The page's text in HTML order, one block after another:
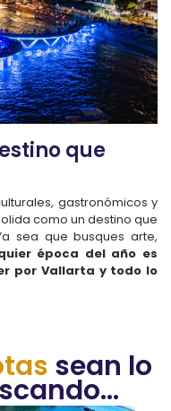
que
gastronómicos y
como un destino que
sea que busques arte,
época del año es
por Vallarta y todo lo
sean lo